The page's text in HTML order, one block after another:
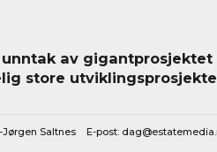
unntak av gigantprosjektet
store
Jørgen Saltnes E-post: